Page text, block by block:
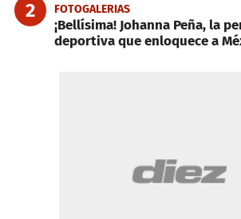
2 FOTOGALERIAS
¡Bellísima! Johanna Peña, la
deportiva que enloquece a